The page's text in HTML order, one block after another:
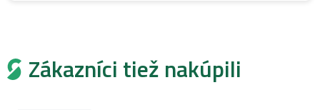
Zákazníci tiež nakúpili